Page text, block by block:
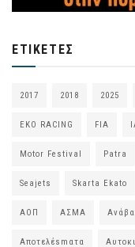
ΕΤΙΚΈΤΕΣ
2017 2018 2025
EKO RACING FIA
Motor Festival Patra
Seajets Skarta Ekato
ΑΟΠ ΑΣΜΑ
Αποτελέsmατα